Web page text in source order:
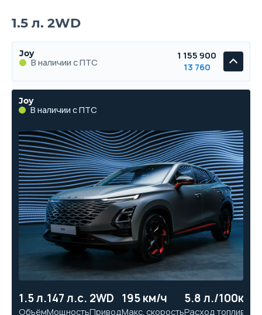
1.5 л. 2WD
Joy
В наличии с ПТС
1 155 900
13 760
Joy
В наличии с ПТС
1.5 л.
Объём
147 л.с.
Мощность
2WD
Привод
195 км/ч
Макс. скорость
5.8 л./100км
Расход топлива